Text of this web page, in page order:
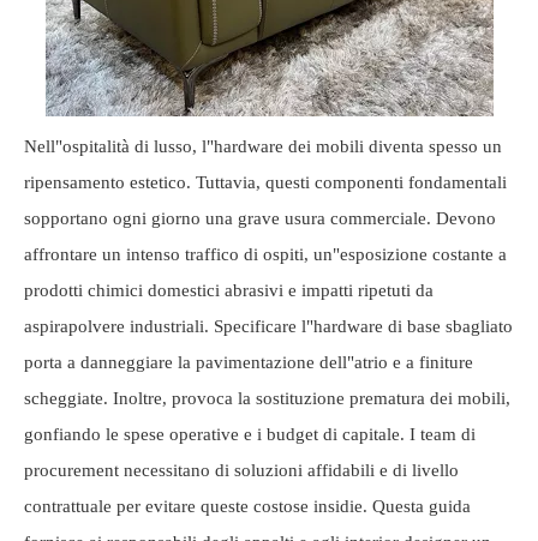
Nell"ospitalità di lusso, l"hardware dei mobili diventa spesso un
ripensamento estetico. Tuttavia, questi componenti fondamentali
sopportano ogni giorno una grave usura commerciale. Devono
affrontare un intenso traffico di ospiti, un"esposizione costante a
prodotti chimici domestici abrasivi e impatti ripetuti da
aspirapolvere industriali. Specificare l"hardware di base sbagliato
porta a danneggiare la pavimentazione dell"atrio e a finiture
scheggiate. Inoltre, provoca la sostituzione prematura dei mobili,
gonfiando le spese operative e i budget di capitale. I team di
procurement necessitano di soluzioni affidabili e di livello
contrattuale per evitare queste costose insidie. Questa guida